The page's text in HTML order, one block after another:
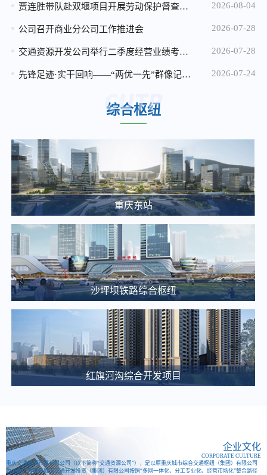
2025-12-05
2026年度南部、西部服务中心保洁及绿化服务竞争性比选邀请公告
2025-03-20
重庆通邑卫士智慧生活服务有限公司沙枢纽消防报警系统维修项目比选邀请公告
2025-03-25
大剧院站 TOD 项目概念方案设计单位中选候选人公示
2025-03-20
【土地推介】重庆枢纽集团2025年土地招商推介（一）
2025-03-14
关于九曲河智慧停车站场综合开发项目投资收益可行性研究咨询单位的比选公告
关于微电园站一体化综合开发项目咨询代理服务比选公告
2025-03-12
大竹林站TOD项目施工图审查中选候选人公示
2025-03-11
重庆东站交通枢纽项目项目建设合规性审查比选公告
贾连胜带队赴双堰项目开展劳动保护督查暨高温慰问 2026-08-04
公司召开商业分公司工作推进会 2026-07-28
交通资源开发公司举行二季度经营业绩考核“季度赛” 2026-07-28
先锋足迹·实干回响——“两优一先”群像记（三） 2026-07-24
综合枢纽
重庆东站
沙坪坝铁路综合枢纽
红旗河沟综合开发项目
企业文化
CORPORATE CULTURE
重庆交通资源开发有限公司（以下简称“交通资源公司”），是以原重庆城市综合交通枢纽（集团）有限公司
为主体，由重庆城市交通开发投资（集团）有限公司按照“多网一体化、分工专业化、经营市场化”整合路径